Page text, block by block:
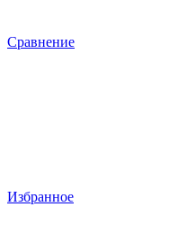
Сравнение
Избранное